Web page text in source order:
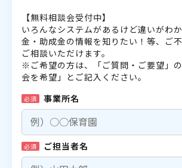
【無料相談会受付中】
いろんなシステムがあるけど違いがわ
金・助成金の情報を知りたい！等、ご
ご相談いただけます。
※ご希望の方は、「ご質問・ご要望」
会を希望」とご記入ください。
必須 事業所名
必須 ご担当者名